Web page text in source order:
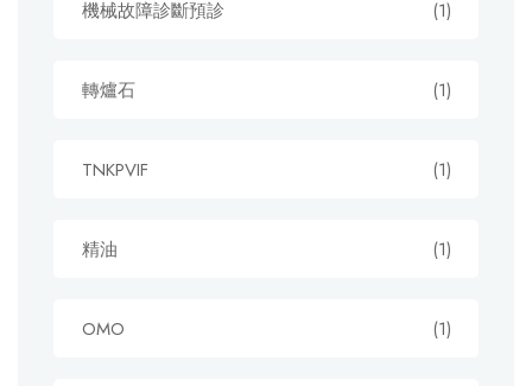
機械故障診斷預診 (1)
轉爐石 (1)
TNKPVIF (1)
精油 (1)
OMO (1)